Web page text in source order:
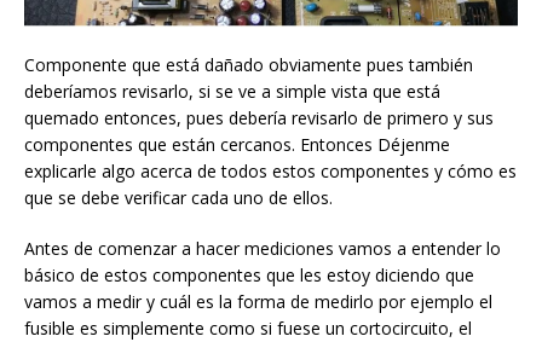
Componente que está dañado obviamente pues también
deberíamos revisarlo, si se ve a simple vista que está
quemado entonces, pues debería revisarlo de primero y sus
componentes que están cercanos. Entonces Déjenme
explicarle algo acerca de todos estos componentes y cómo es
que se debe verificar cada uno de ellos.
Antes de comenzar a hacer mediciones vamos a entender lo
básico de estos componentes que les estoy diciendo que
vamos a medir y cuál es la forma de medirlo por ejemplo el
fusible es simplemente como si fuese un cortocircuito, el